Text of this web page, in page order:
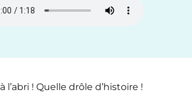
! Quelle drôle d’histoire !